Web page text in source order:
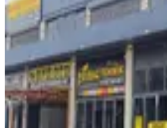
Baki Den Sincan
Arenada 70m2
Ankara, Sincan
1 Oda ·71 m² Düz
40.000 ₺